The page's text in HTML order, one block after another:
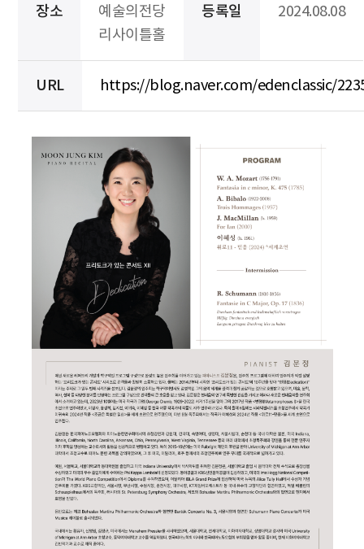
장소
예술의전당
리사이틀홀
등록일 2024.08.08
URL https://blog.naver.com/edenclassic/